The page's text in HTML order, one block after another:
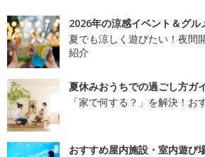
2026年の涼感イベント＆グル
夏でも涼しく遊びたい！夜間
紹介
夏休みおうちでの過ごし方ガ
「家で何する？」を解決！お
おすすめ屋内施設・室内遊び